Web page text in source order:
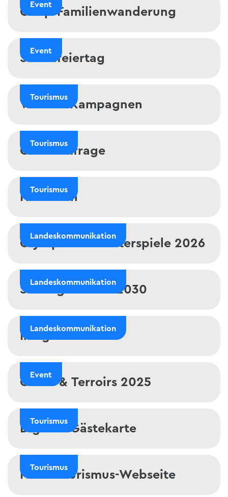
Coop-Familienwanderung
Event
Staatsfeiertag
Event
Vor-Ort-Kampagnen
Tourismus
Gästeumfrage
Tourismus
ITB Berlin
Tourismus
Olympische Winterspiele 2026
Landeskommunikation
Strategie 2026-2030
Landeskommunikation
Imagemonitor
Landeskommunikation
Goûts & Terroirs 2025
Event
Digitale Gästekarte
Tourismus
Neue Tourismus-Webseite
Tourismus